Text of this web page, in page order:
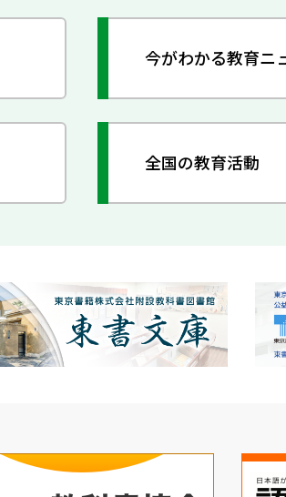
今がわかる教育ニ
全国の教育活動